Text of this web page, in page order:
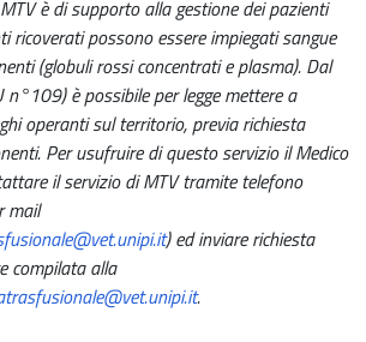
è di supporto alla gestione dei pazienti
ricoverati possono essere impiegati sangue
(globuli rossi concentrati e plasma). Dal
è possibile per legge mettere a
operanti sul territorio, previa richiesta
Per usufruire di questo servizio il Medico
il servizio di MTV tramite telefono
mail
) ed inviare richiesta
compilata alla
.